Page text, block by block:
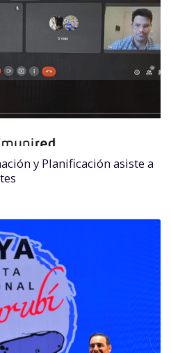
y Planificación asiste a